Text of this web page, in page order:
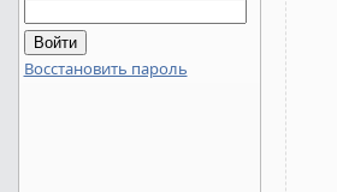
Восстановить пароль